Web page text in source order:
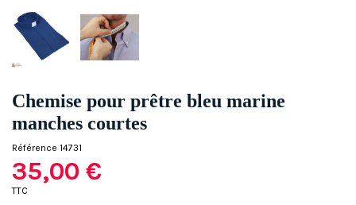
Chemise pour prêtre bleu marine
manches courtes
Référence 14731
35,00 €
TTC